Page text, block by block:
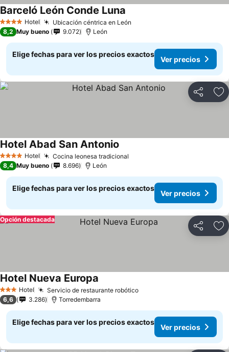
4 EstrellasHotel Ubicación céntrica en León
Barceló León Conde Luna
8,2 Muy bueno 9.072 León
Elige fechas para ver los precios exactos
Ver precios
Compartir
4 EstrellasHotel Cocina leonesa tradicional
Hotel Abad San Antonio
8,4 Muy bueno 8.696 León
Elige fechas para ver los precios exactos
Ver precios
Compartir
Opción destacada
3 Estrellas
Hotel Servicio de restaurante robótico
Hotel Nueva Europa
6,6 3.286 Torredembarra
Elige fechas para ver los precios exactos
Ver precios